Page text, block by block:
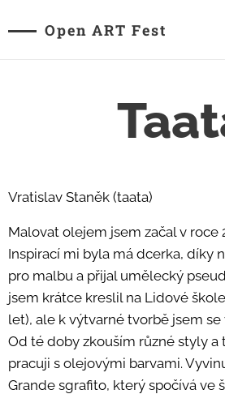
Open ART Fest
Vratislav Staněk (taata)
Malovat olejem jsem začal v roce
Inspirací mi byla má dcerka, díky
pro malbu a přijal umělecký
jsem krátce kreslil na Lidové
let), ale k výtvarné tvorbě jsem se
Od té doby zkouším různé styly a
pracuji s olejovými barvami.
Grande sgrafito, který spočívá ve